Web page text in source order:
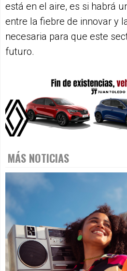
está en el aire, es si habrá
entre la fiebre de innovar y
necesaria para que este
futuro.
MÁS NOTICIAS